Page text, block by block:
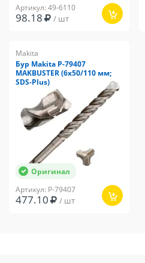
Артикул: 49-6110
98.18 / шт
Makita
Бур Makita P-79407
MAKBUSTER (6х50/110 мм;
SDS-Plus)
Оригинал
Артикул: P-79407
477.10 / шт